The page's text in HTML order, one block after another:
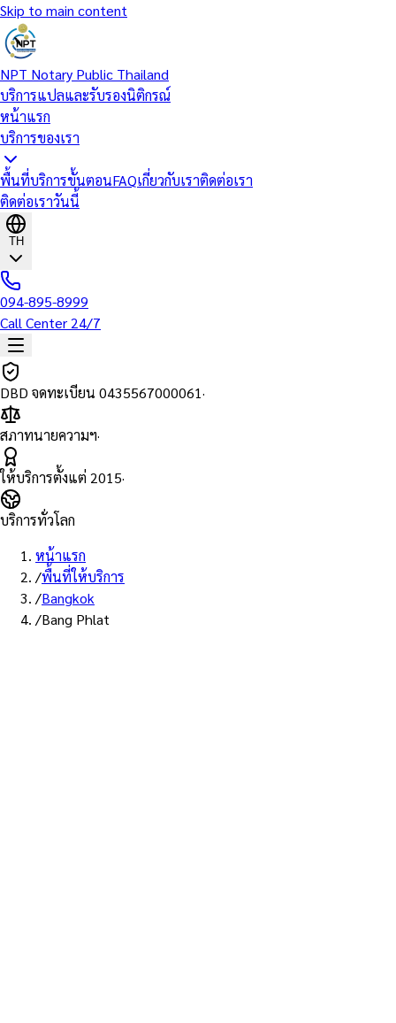
Skip to main content
NPT Notary Public Thailand
บริการแปลและรับรองนิติกรณ์
หน้าแรก
บริการของเรา
พื้นที่บริการขั้นตอนFAQเกี่ยวกับเราติดต่อเรา
ติดต่อเราวันนี้
TH
094-895-8999
Call Center 24/7
DBD จดทะเบียน 0435567000061·
สภาทนายความฯ·
ให้บริการตั้งแต่ 2015·
บริการทั่วโลก
หน้าแรก
/พื้นที่ให้บริการ
/Bangkok
/Bang Phlat